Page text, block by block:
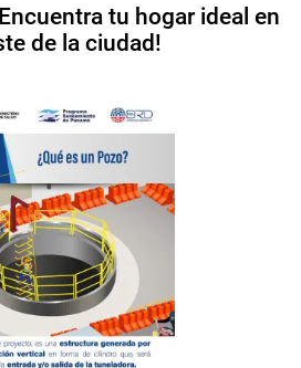
tu hogar ideal en
de la ciudad!